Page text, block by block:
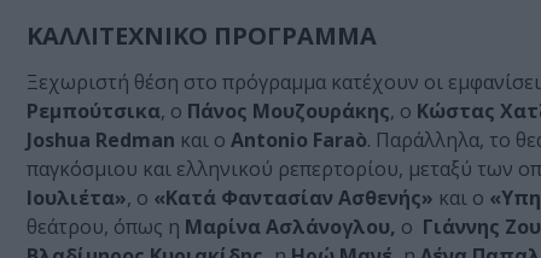
ΚΑΛΛΙΤΕΧΝΙΚΟ ΠΡΟΓΡΑΜΜΑ
Ξεχωριστή θέση στο πρόγραμμα κατέχουν οι
Ρεμπούτσικα, ο Πάνος Μουζουράκης, ο Κώστας
Joshua Redman και ο Antonio Faraò. Παράλληλα, το
παγκόσμιου και ελληνικού ρεπερτορίου, μεταξύ των
Ιουλιέτα», ο «Κατά Φαντασίαν Ασθενής» και ο
θεάτρου, όπως η Μαρίνα Ασλάνογλου, ο Γιάννης